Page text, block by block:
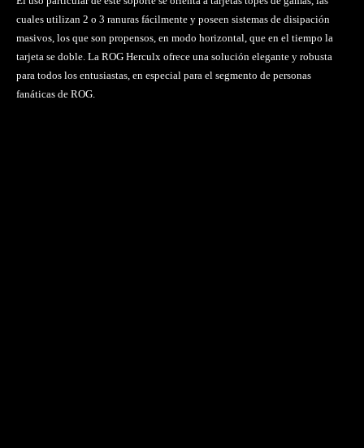
cuales utilizan 2 o 3 ranuras fácilmente y poseen sistemas de disipación
masivos, los que son propensos, en modo horizontal, que en el tiempo la
tarjeta se doble. La ROG Herculx ofrece una solución elegante y robusta
para todos los entusiastas, en especial para el segmento de personas
fanáticas de ROG.